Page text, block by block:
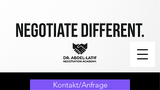
Kontakt/Anfrage